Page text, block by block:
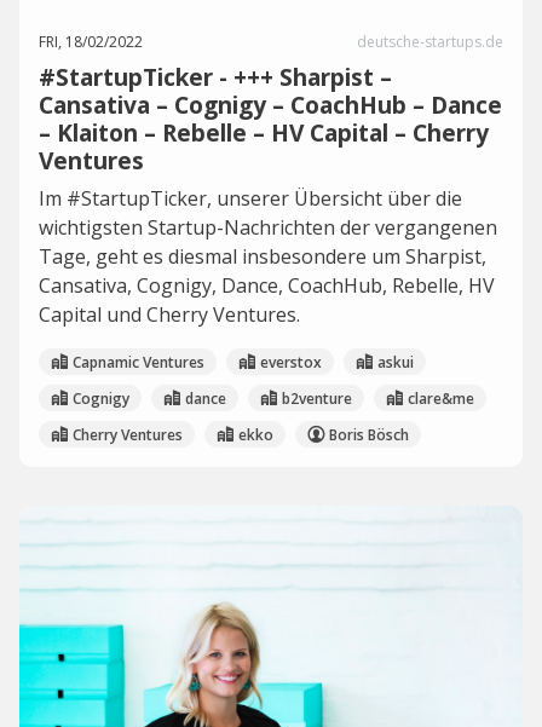
FRI, 18/02/2022 deutsche-startups.de
#StartupTicker - +++ Sharpist –
Cansativa – Cognigy – CoachHub – Dance
– Klaiton – Rebelle – HV Capital – Cherry
Ventures
Im #StartupTicker, unserer Übersicht über die
wichtigsten Startup-Nachrichten der vergangenen
Tage, geht es diesmal insbesondere um Sharpist,
Cansativa, Cognigy, Dance, CoachHub, Rebelle, HV
Capital und Cherry Ventures.
Capnamic Ventures everstox
askui
Cognigy
dance b2venture
clare&me
Cherry Ventures
ekko Boris Bösch